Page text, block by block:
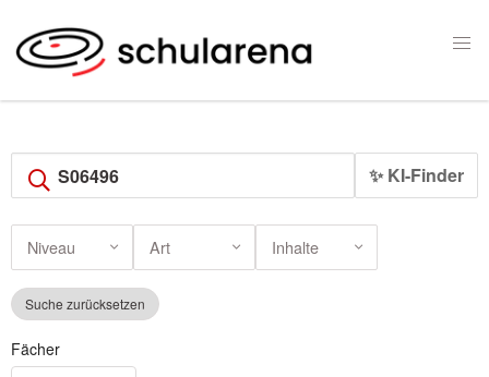
✨ KI-Finder
Niveau Art Inhalte
Suche zurücksetzen
Fächer